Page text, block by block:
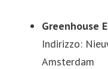
Greenhouse
Indirizzo:
Amsterdam